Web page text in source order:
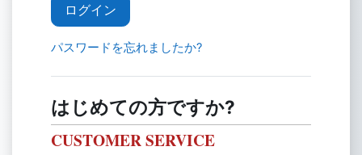
ログイン
パスワードを忘れましたか?
はじめての方ですか?
CUSTOMER SERVICE